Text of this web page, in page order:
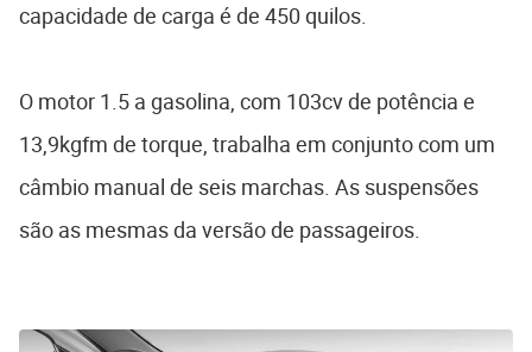
capacidade de carga é de 450 quilos.
O motor 1.5 a gasolina, com 103cv de potência e
13,9kgfm de torque, trabalha em conjunto com um
câmbio manual de seis marchas. As suspensões
são as mesmas da versão de passageiros.